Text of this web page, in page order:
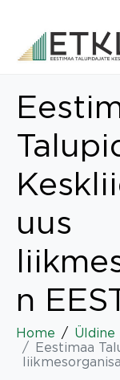
uus
n
Home
Üldine
Eestimaa